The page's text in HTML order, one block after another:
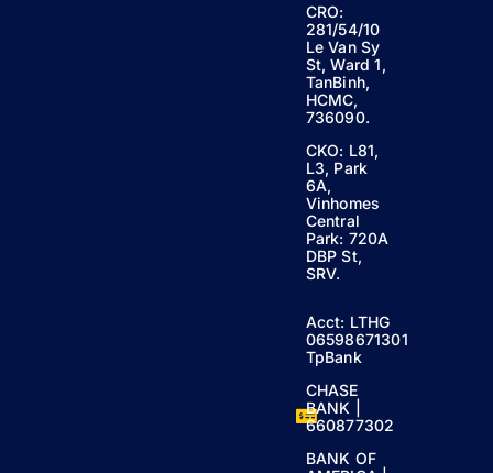
CRO:
281/54/10
Le Van Sy
St, Ward 1,
TanBinh,
HCMC,
736090.
CKO: L81,
L3, Park
6A,
Vinhomes
Central
Park: 720A
DBP St,
SRV.
Acct: LTHG
06598671301
TpBank
CHASE
BANK |
660877302
BANK OF